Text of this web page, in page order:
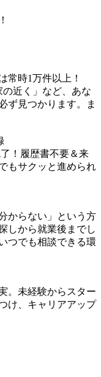
常時1万件以上！
の近く」など、あな
ず見つかります。ま
！履歴書不要＆来
もサクッと進められ
からない」という方
しから就業後までし
つでも相談できる環
。未経験からスター
け、キャリアアップ